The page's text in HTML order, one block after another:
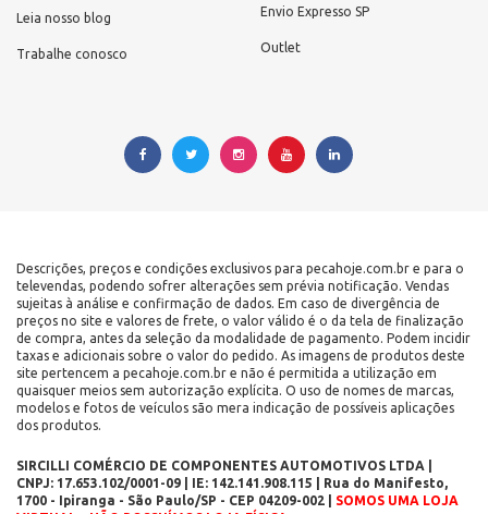
Leia nosso blog
Trabalhe conosco
Envio Expresso SP
Outlet
Descrições, preços e condições exclusivos para pecahoje.com.br e para o
televendas, podendo sofrer alterações sem prévia notificação. Vendas
sujeitas à análise e confirmação de dados. Em caso de divergência de
preços no site e valores de frete, o valor válido é o da tela de finalização
de compra, antes da seleção da modalidade de pagamento. Podem incidir
taxas e adicionais sobre o valor do pedido. As imagens de produtos deste
site pertencem a pecahoje.com.br e não é permitida a utilização em
quaisquer meios sem autorização explícita. O uso de nomes de marcas,
modelos e fotos de veículos são mera indicação de possíveis aplicações
dos produtos.
SIRCILLI COMÉRCIO DE COMPONENTES AUTOMOTIVOS LTDA |
CNPJ: 17.653.102/0001-09 | IE: 142.141.908.115 | Rua do Manifesto,
1700 - Ipiranga - São Paulo/SP - CEP 04209-002 | SOMOS UMA LOJA